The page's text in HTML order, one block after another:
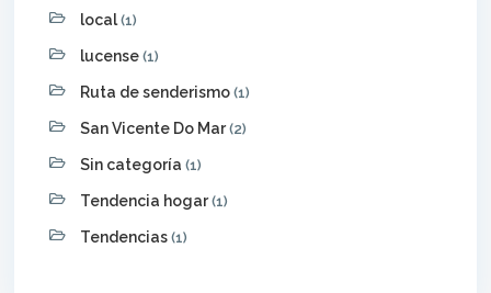
local(1)
lucense (1)
Ruta de senderismo (1)
San Vicente Do Mar(2)
Sin categoría (1)
Tendencia hogar(1)
Tendencias (1)